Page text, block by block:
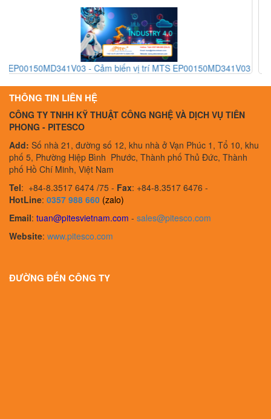
EP00150MD341V03
HFXE 236 E1003 230V - Công tắc an toàn
THÔNG TIN LIÊN HỆ
CÔNG TY TNHH KỸ THUẬT CÔNG NGHỆ VÀ DỊCH VỤ TIÊN
PHONG - PITESCO
Add: Số nhà 21, đường số 12, khu nhà ở Vạn Phúc 1, Tổ 10, khu
phố 5, Phường Hiệp Bình Phước, Thành phố Thủ Đức, Thành
phố Hồ Chí Minh, Việt Nam
Tel: +84-8.3517 6474 /75 - Fax: +84-8.3517 6476 -
HotLine: 0357 988 660 (zalo)
Email: tuan@pitesvietnam.com - sales@pitesco.com
Website: www.pitesco.com
ĐƯỜNG ĐẾN CÔNG TY